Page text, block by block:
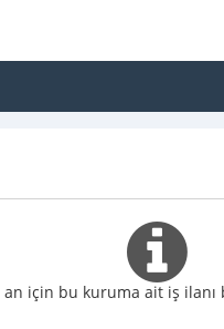
an için bu kuruma ait iş ilanı